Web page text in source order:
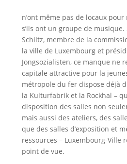
n’ont même pas de locaux
s’ils ont un groupe de musique.
Schiltz, membre de la
la ville de Luxembourg et
Jongsozialisten, ce manque ne
capitale attractive pour la
métropole du fer dispose déjà
la Kulturfabrik et la Rockhal –
disposition des salles non
mais aussi des ateliers, des
que des salles d’exposition et
ressources – Luxembourg-Ville
point de vue.